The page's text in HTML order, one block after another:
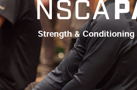
Strength & Conditioning